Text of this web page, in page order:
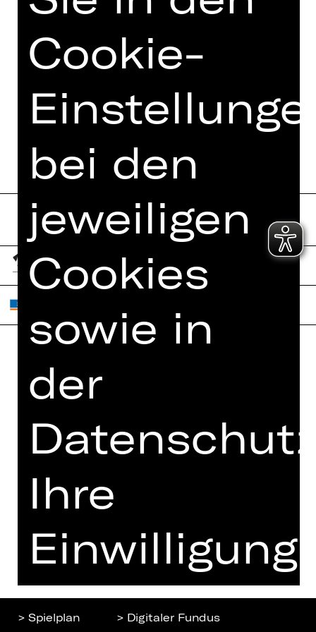
FOTOS
PRESSESTIMMEN
MEHR DAZU IM DIGITALEN
PROGRAMMHEFT
Home
Spielplan
Newsletter
Abos 26/27
Presse
Kontakt
AGB
> Spielplan > Digitaler Fundus
Cookie-
bei den
jeweiligen
Cookies
sowie in
der
Ihre
Einwilligung
ist